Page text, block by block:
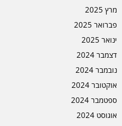
מרץ 2025
פברואר 2025
ינואר 2025
דצמבר 2024
נובמבר 2024
אוקטובר 2024
ספטמבר 2024
אוגוסט 2024